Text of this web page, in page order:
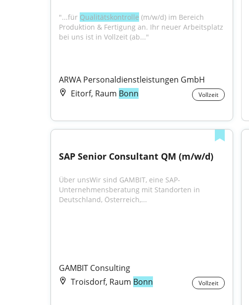
"...für Qualitätskontrolle (m/w/d) im Bereich
Produktion & Fertigung an. Ihr neuer Arbeitsplatz
bei uns ist in Vollzeit (ab..."
ARWA Personaldienstleistungen GmbH
Eitorf, Raum Bonn Vollzeit
SAP Senior Consultant QM (m/w/d)
Über unsWir sind GAMBIT, eine SAP-
Unternehmensberatung mit Standorten in
Deutschland, Österreich,...
GAMBIT Consulting
Troisdorf, Raum Bonn Vollzeit